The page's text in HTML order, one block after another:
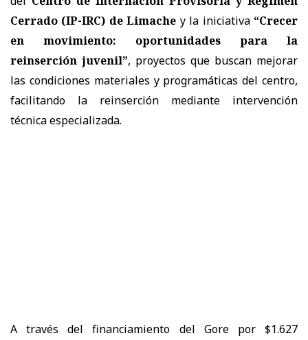
Cerrado (IP-IRC) de Limache y la iniciativa “Crecer
en movimiento: oportunidades para la
reinserción juvenil”, proyectos que buscan mejorar
las condiciones materiales y programáticas del centro,
facilitando la reinserción mediante intervención
técnica especializada.
A través del financiamiento del Gore por $1.627